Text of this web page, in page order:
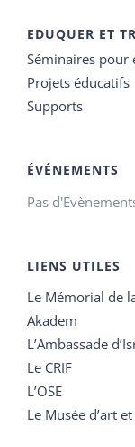
EDUQUER ET
Séminaires pour
Projets éducatifs
Supports
ÉVÉNEMENTS
Pas
LIENS UTILES
Le Mémorial de
Akadem
L’Ambassade
Le CRIF
L’OSE
Le Musée d’art